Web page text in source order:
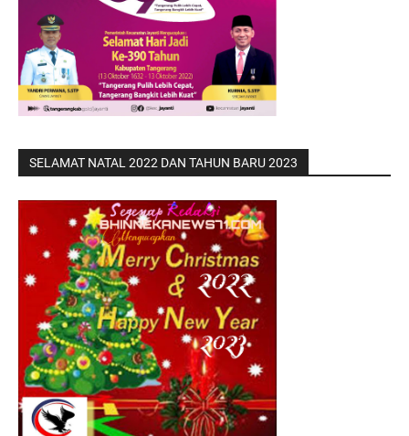
SELAMAT NATAL 2022 DAN TAHUN BARU 2023